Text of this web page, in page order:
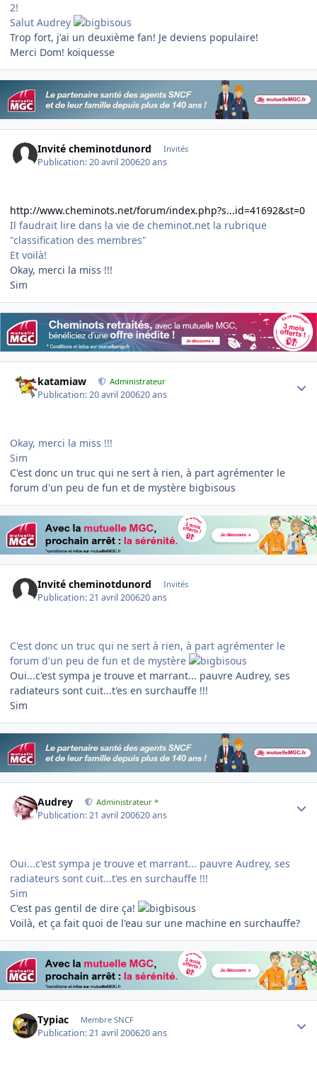
2!
Salut Audrey
Trop fort, j'ai un deuxième fan! Je deviens populaire!
Merci Dom! koiquesse
Invité cheminotdunord Invités
Publication:20 avril 200620 ans
http://www.cheminots.net/forum/index.php?s...id=41692&st=0
Il faudrait lire dans la vie de cheminot.net la rubrique
"classification des membres"
Et voilà!
Okay, merci la miss !!!
Sim
katamiaw Administrateur
Publication:20 avril 200620 ans
Okay, merci la miss !!!
Sim
C'est donc un truc qui ne sert à rien, à part agrémenter le
forum d'un peu de fun et de mystère bigbisous
Invité cheminotdunord Invités
Publication:21 avril 200620 ans
C'est donc un truc qui ne sert à rien, à part agrémenter le
forum d'un peu de fun et de mystère
Oui...c'est sympa je trouve et marrant... pauvre Audrey, ses
radiateurs sont cuit...t'es en surchauffe !!!
Sim
Audrey Administrateur *
Publication:21 avril 200620 ans
Oui...c'est sympa je trouve et marrant... pauvre Audrey, ses
radiateurs sont cuit...t'es en surchauffe !!!
Sim
C'est pas gentil de dire ça!
Voilà, et ça fait quoi de l'eau sur une machine en surchauffe?
Typiac Membre SNCF
Publication:21 avril 200620 ans